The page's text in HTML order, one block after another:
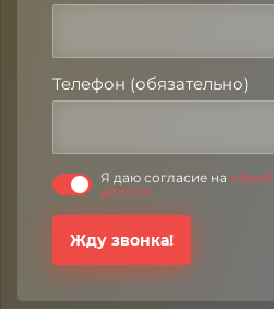
Телефон (обязательно)
Я даю согласие на
данных
Жду звонка!